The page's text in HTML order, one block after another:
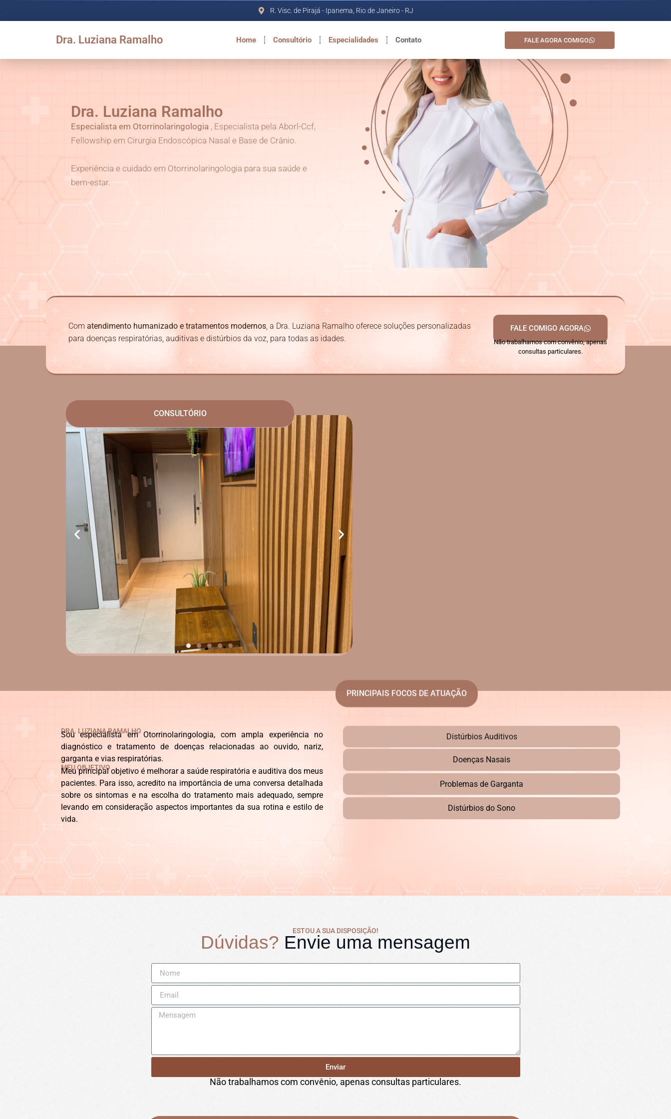
R. Visc. de Pirajá - Ipanema, Rio de Janeiro - RJ
Dra. Luziana Ramalho Home Consultório Especialidades Contato FALE AGORA COMIGO
Dra. Luziana Ramalho
Especialista em Otorrinolaringologia , Especialista pela Aborl-Ccf,
Fellowship em Cirurgia Endoscópica Nasal e Base de Crânio.
Experiência e cuidado em Otorrinolaringologia para sua saúde e
bem-estar.
Com atendimento humanizado e tratamentos modernos, a Dra. Luziana Ramalho oferece soluções personalizadas
para doenças respiratórias, auditivas e distúrbios da voz, para todas as idades.
FALE COMIGO AGORA
Não trabalhamos com convênio, apenas
consultas particulares.
CONSULTÓRIO
PRINCIPAIS FOCOS DE ATUAÇÃO
DRA. LUZIANA RAMALHO
Sou especialista em Otorrinolaringologia, com ampla experiência no
diagnóstico e tratamento de doenças relacionadas ao ouvido, nariz,
garganta e vias respiratórias.
MEU OBJETIVO
Meu principal objetivo é melhorar a saúde respiratória e auditiva dos meus
pacientes. Para isso, acredito na importância de uma conversa detalhada
sobre os sintomas e na escolha do tratamento mais adequado, sempre
levando em consideração aspectos importantes da sua rotina e estilo de
vida.
Distúrbios Auditivos
Doenças Nasais
Problemas de Garganta
Distúrbios do Sono
ESTOU A SUA DISPOSIÇÃO!
Dúvidas? Envie uma mensagem
Enviar
Não trabalhamos com convênio, apenas consultas particulares.